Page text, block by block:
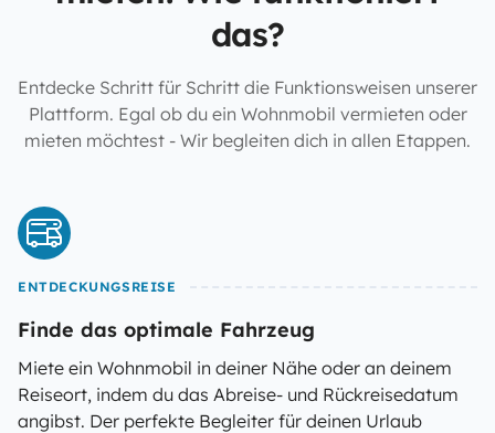
das?
Entdecke Schritt für Schritt die Funktionsweisen unserer
Plattform. Egal ob du ein Wohnmobil vermieten oder
mieten möchtest - Wir begleiten dich in allen Etappen.
ENTDECKUNGSREISE
Finde das optimale Fahrzeug
Miete ein Wohnmobil in deiner Nähe oder an deinem
Reiseort, indem du das Abreise- und Rückreisedatum
angibst. Der perfekte Begleiter für deinen Urlaub